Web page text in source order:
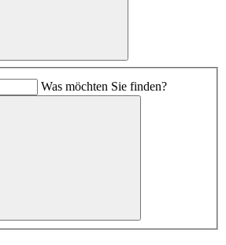
Was möchten Sie finden?